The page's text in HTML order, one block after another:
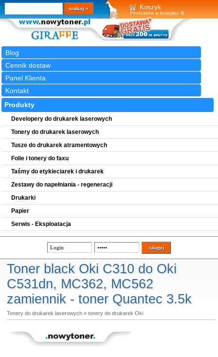
Koszyk
Produktów w koszyku: 0
Blog
Cennik dostaw
Panel Klienta
Kontakt
Wyszukiwarka
szukaj
Produkty
Developery do drukarek laserowych
Tonery do drukarek laserowych
Tusze do drukarek atramentowych
Folie i tonery do faxu
Taśmy do etykieciarek i drukarek
Zestawy do napełniania - regeneracji
Drukarki
Papier
Serwis - Eksploatacja
Toner black Oki C310 do Oki
C531dn, MC362, MC562
zamiennik - toner Quantec 3.5k
Tonery do drukarek laserowych» tonery do drukarek Oki